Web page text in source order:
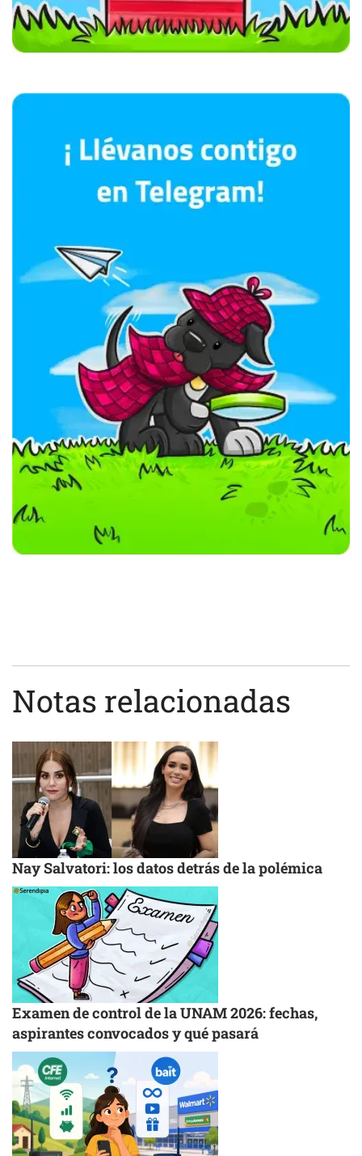
Notas relacionadas
Nay Salvatori: los datos detrás de la polémica
Examen de control de la UNAM 2026: fechas,
aspirantes convocados y qué pasará